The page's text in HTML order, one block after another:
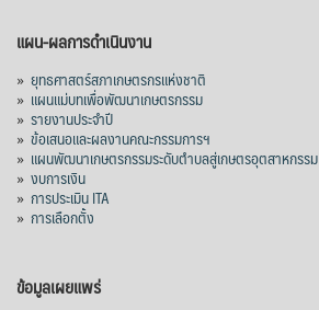
แผน-ผลการดำเนินงาน
» ยุทธศาสตร์สภาเกษตรกรแห่งชาติ
» แผนแม่บทเพื่อพัฒนาเกษตรกรรม
» รายงานประจำปี
» ข้อเสนอและผลงานคณะกรรมการฯ
» แผนพัฒนาเกษตรกรรมระดับตำบลสู่เกษตรอุตสาหกรรม
» งบการเงิน
» การประเมิน ITA
» การเลือกตั้ง
ข้อมูลเผยแพร่